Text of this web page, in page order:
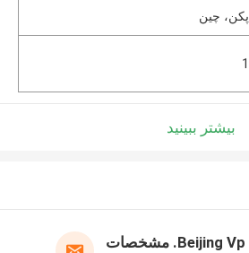
پکن، چین
1
بیشتر ببینید
Beijing Vp Co., Ltd. مشخصات